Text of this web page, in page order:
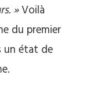
»Voilà
du premier
un état de